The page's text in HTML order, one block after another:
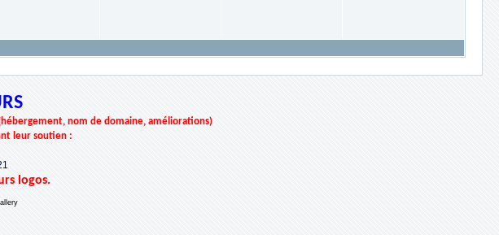
nom de domaine, améliorations)
leur soutien :
logos.